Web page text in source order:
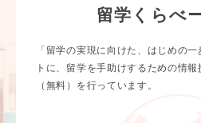
留学くらべ
「留学の実現に向けた、はじめの
トに、留学を手助けするための情
（無料）を行っています。